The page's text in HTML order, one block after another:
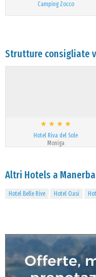
Camping Zocco
Strutture consigliate
Hotel Riva del Sole
Moniga
Altri Hotels a Manerba
Hotel Belle Rive Hotel Oasi